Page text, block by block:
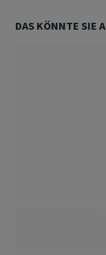
DAS KÖNNTE SIE